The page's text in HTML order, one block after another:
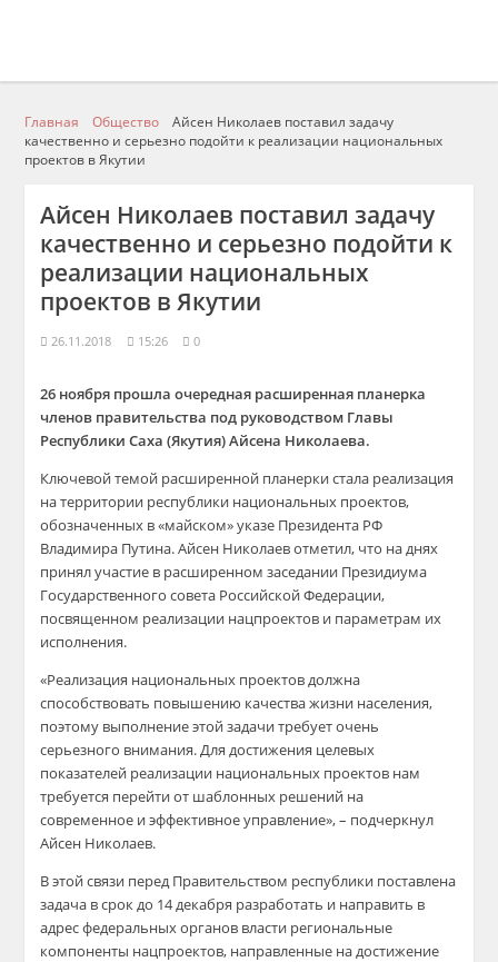
Главная Общество
Айсен Николаев поставил задачу
качественно и серьезно подойти к реализации национальных
проектов в Якутии
Айсен Николаев поставил задачу
качественно и серьезно подойти к
реализации национальных
проектов в Якутии
26.11.2018 15:26 0
26 ноября прошла очередная расширенная планерка
членов правительства под руководством Главы
Республики Саха (Якутия) Айсена Николаева.
Ключевой темой расширенной планерки стала реализация
на территории республики национальных проектов,
обозначенных в «майском» указе Президента РФ
Владимира Путина. Айсен Николаев отметил, что на днях
принял участие в расширенном заседании Президиума
Государственного совета Российской Федерации,
посвященном реализации нацпроектов и параметрам их
исполнения.
«Реализация национальных проектов должна
способствовать повышению качества жизни населения,
поэтому выполнение этой задачи требует очень
серьезного внимания. Для достижения целевых
показателей реализации национальных проектов нам
требуется перейти от шаблонных решений на
современное и эффективное управление», – подчеркнул
Айсен Николаев.
В этой связи перед Правительством республики поставлена
задача в срок до 14 декабря разработать и направить в
адрес федеральных органов власти региональные
компоненты нацпроектов, направленные на достижение